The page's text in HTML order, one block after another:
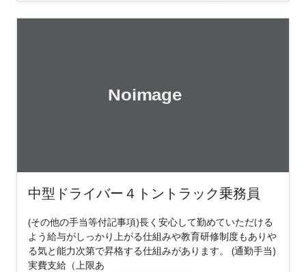
中型ドライバー４トントラック乗務員
(その他の手当等付記事項)長く安心して勤めていただける
よう給与がしっかり上がる仕組みや教育研修制度もありや
る気と能力次第で昇格する仕組みがあります。 (通勤手当)
実費支給（上限あ